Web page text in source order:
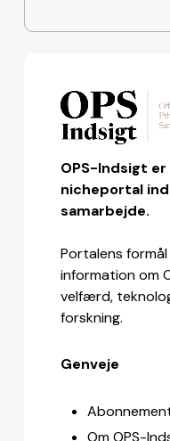
OPS-Indsigt
nicheportal
samarbejde.
Portalens
information om
velfærd,
forskning.
Genveje
Om OPS-